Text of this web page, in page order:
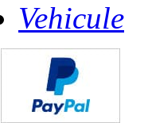
Vehicule